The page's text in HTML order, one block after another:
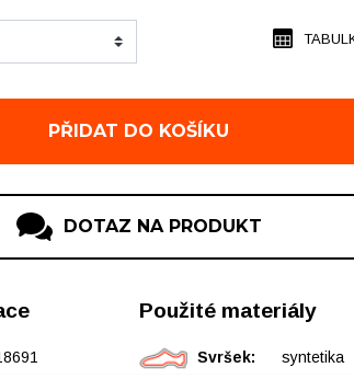
PŘIDAT DO KOŠÍKU
DOTAZ NA PRODUKT
Použité materiály
Svršek:
syntetika